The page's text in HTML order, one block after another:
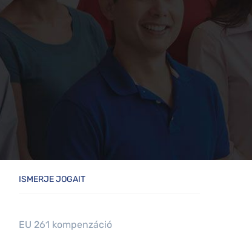
ISMERJE JOGAIT
EU 261 kompenzáció